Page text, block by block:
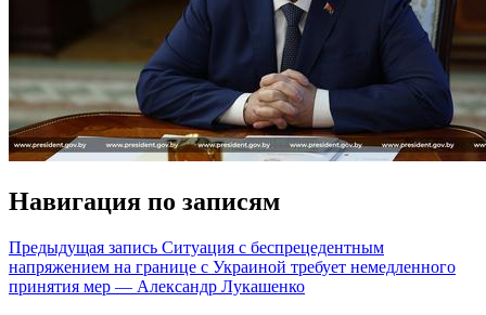
Навигация по записям
Предыдущая запись Ситуация с беспрецедентным
напряжением на границе с Украиной требует немедленного
принятия мер — Александр Лукашенко